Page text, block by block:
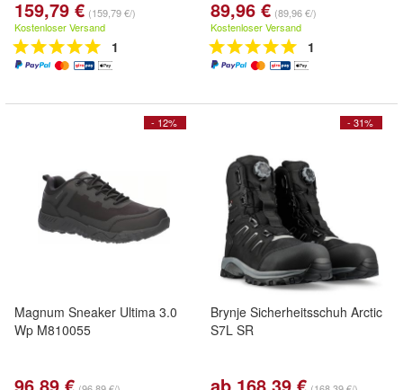
159,79 € (159,79 €/)
Kostenloser Versand
1
89,96 € (89,96 €/)
Kostenloser Versand
1
- 12%
Magnum Sneaker Ultima 3.0
Wp M810055
- 31%
Brynje Sicherheitsschuh Arctic
S7L SR